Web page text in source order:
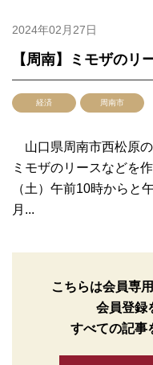
2024年02月27日
【周南】ミモザの
経済 周南市
山口県周南市西松原の
ミモザのリースなどを
（土）午前10時から
月...
こちらは会員専
会員登録
すべての記事